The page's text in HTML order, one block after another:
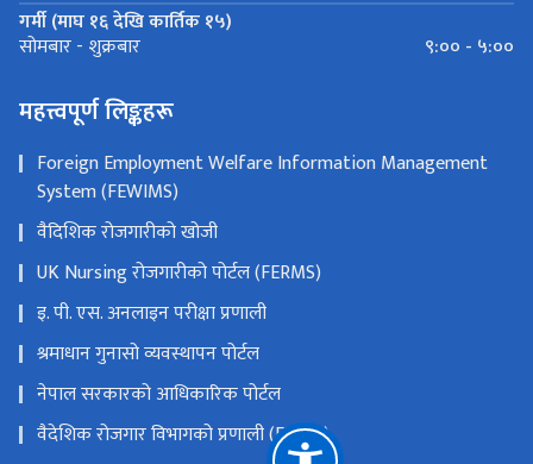
गर्मी (माघ १६ देखि कार्तिक १५)
सोमबार - शुक्रबार ९:०० - ५:००
महत्त्वपूर्ण लिङ्कहरू
Foreign Employment Welfare Information Management
System (FEWIMS)
वैदिशिक रोजगारीको खोजी
UK Nursing रोजगारीको पोर्टल (FERMS)
इ. पी. एस. अनलाइन परीक्षा प्रणाली
श्रमाधान गुनासो व्यवस्थापन पोर्टल
नेपाल सरकारको आधिकारिक पोर्टल
वैदेशिक रोजगार विभागको प्रणाली (FEIMS)